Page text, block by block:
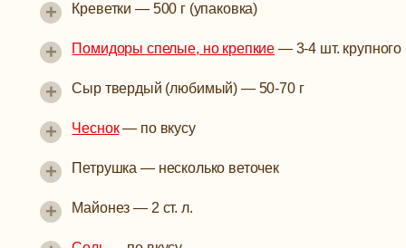
Креветки — 500 г (упаковка)
+
Помидоры спелые, но крепкие — 3-4 шт.
+
Сыр твердый (любимый) — 50-70 г
+
Чеснок— по вкусу
+
Петрушка — несколько веточек
+
Майонез — 2 ст. л.
+